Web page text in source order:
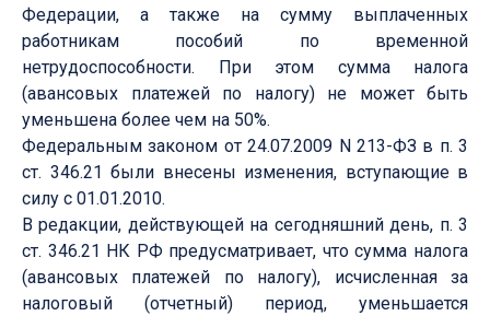
Федерации, а также на сумму выплаченных
работникам пособий по временной
нетрудоспособности. При этом сумма налога
(авансовых платежей по налогу) не может быть
уменьшена более чем на 50%.
Федеральным законом от 24.07.2009 N 213-ФЗ в п. 3
ст. 346.21 были внесены изменения, вступающие в
силу с 01.01.2010.
В редакции, действующей на сегодняшний день, п. 3
ст. 346.21 НК РФ предусматривает, что сумма налога
(авансовых платежей по налогу), исчисленная за
налоговый (отчетный) период, уменьшается